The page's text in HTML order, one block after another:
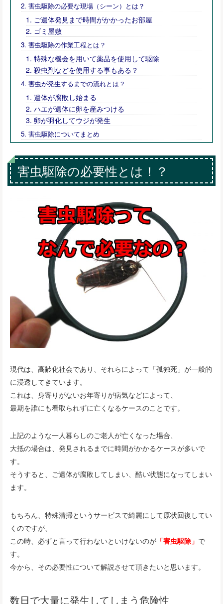
害虫駆除の必要な現場（シーン）とは？
ご遺体発見まで時間がかかったお部屋
ゴミ屋敷
害虫駆除の作業工程とは？
特殊な機会を用いて薬品を使用して駆除
殺虫剤などを使用する事もある？
害虫が発生するまでの流れとは？
遺体が腐敗し始まる
ハエが遺体に卵を産みつける
卵が羽化してウジが発生
害虫駆除についてまとめ
害虫駆除の必要性とは！？
現代は、高齢化社会であり、それらによって「孤独死」が一般的
に浸透してきています。
これは、身寄りがないお年寄りが病気などによって、
最期を誰にも看取られずに亡くなるケースのことです。
上記のような一人暮らしのご老人が亡くなった場合、
大抵の場合は、発見されるまでに時間がかかるケースが多いで
す。
そうすると、ご遺体が腐敗してしまい、酷い状態になってしまい
ます。
もちろん、特殊清掃というサービスで綺麗にして原状回復してい
くのですが、
この時、必ずと言って行わないといけないのが 「害虫駆除」 で
す。
今から、その必要性について解説させて頂きたいと思います。
数日で大量に発生してしまう危険性